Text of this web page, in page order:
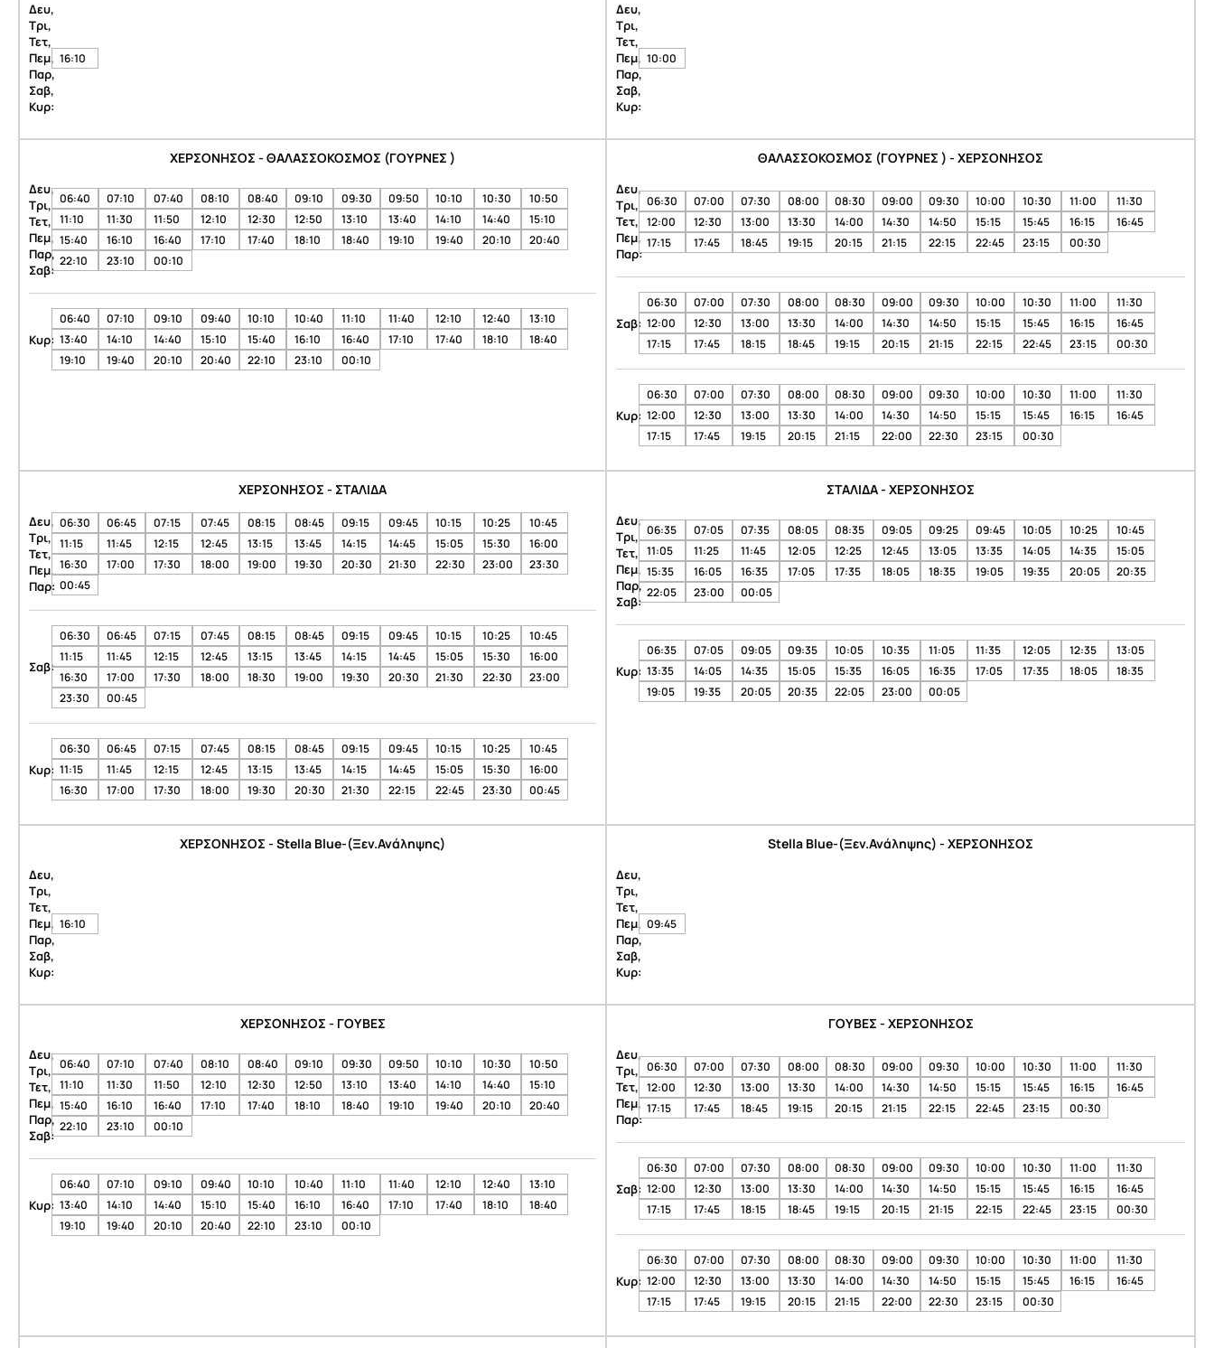
Δευ,
Τρι,
Τετ,
Πεμ,
Παρ,
Σαβ,
Κυρ:
16:10
Δευ,
Τρι,
Τετ,
Πεμ,
Παρ,
Σαβ,
Κυρ:
10:00
ΧΕΡΣΟΝΗΣΟΣ - ΘΑΛΑΣΣΟΚΟΣΜΟΣ (ΓΟΥΡΝΕΣ )
Δευ,
Τρι,
Τετ,
Πεμ,
Παρ,
Σαβ:
06:40 07:10 07:40 08:10 08:40 09:10 09:30 09:50 10:10 10:30
10:50
11:10
11:30 11:50 12:10 12:30 12:50 13:10 13:40 14:10 14:40
15:10
15:40
16:10 16:40 17:10 17:40 18:10 18:40 19:10 19:40 20:10
20:40
22:10
23:10 00:10
Κυρ:
06:40 07:10 09:10 09:40 10:10 10:40 11:10 11:40 12:10 12:40
13:10
13:40
14:10 14:40 15:10 15:40 16:10 16:40 17:10 17:40 18:10
18:40
19:10
19:40 20:10 20:40 22:10 23:10 00:10
ΘΑΛΑΣΣΟΚΟΣΜΟΣ (ΓΟΥΡΝΕΣ ) - ΧΕΡΣΟΝΗΣΟΣ
Δευ,
Τρι,
Τετ,
Πεμ,
Παρ:
06:30 07:00 07:30 08:00 08:30 09:00 09:30 10:00 10:30 11:00
11:30
12:00
12:30 13:00 13:30 14:00 14:30 14:50 15:15 15:45 16:15
16:45
17:15
17:45 18:45 19:15 20:15 21:15 22:15 22:45 23:15 00:30
Σαβ:
06:30 07:00 07:30 08:00 08:30 09:00 09:30 10:00 10:30 11:00
11:30
12:00
12:30 13:00 13:30 14:00 14:30 14:50 15:15 15:45 16:15
16:45
17:15
17:45 18:15 18:45 19:15 20:15 21:15 22:15 22:45 23:15 00:30
Κυρ:
06:30 07:00 07:30 08:00 08:30 09:00 09:30 10:00 10:30 11:00
11:30
12:00
12:30 13:00 13:30 14:00 14:30 14:50 15:15 15:45 16:15
16:45
17:15
17:45 19:15 20:15 21:15 22:00 22:30 23:15 00:30
ΧΕΡΣΟΝΗΣΟΣ - ΣΤΑΛΙΔΑ
Δευ,
Τρι,
Τετ,
Πεμ,
Παρ:
06:30 06:45 07:15 07:45 08:15 08:45 09:15 09:45 10:15 10:25
10:45
11:15
11:45 12:15 12:45 13:15 13:45 14:15 14:45 15:05 15:30
16:00
16:30
17:00 17:30 18:00 19:00 19:30 20:30 21:30 22:30 23:00
23:30
00:45
Σαβ:
06:30 06:45 07:15 07:45 08:15 08:45 09:15 09:45 10:15 10:25
10:45
11:15
11:45 12:15 12:45 13:15 13:45 14:15 14:45 15:05 15:30
16:00
16:30
17:00 17:30 18:00 18:30 19:00 19:30 20:30 21:30 22:30
23:00
23:30
00:45
Κυρ:
06:30 06:45 07:15 07:45 08:15 08:45 09:15 09:45 10:15 10:25
10:45
11:15
11:45 12:15 12:45 13:15 13:45 14:15 14:45 15:05 15:30
16:00
16:30
17:00 17:30 18:00 19:30 20:30 21:30 22:15 22:45 23:30 00:45
ΣΤΑΛΙΔΑ - ΧΕΡΣΟΝΗΣΟΣ
Δευ,
Τρι,
Τετ,
Πεμ,
Παρ,
Σαβ:
06:35 07:05 07:35 08:05 08:35 09:05 09:25 09:45 10:05 10:25
10:45
11:05
11:25 11:45 12:05 12:25 12:45 13:05 13:35 14:05 14:35
15:05
15:35
16:05 16:35 17:05 17:35 18:05 18:35 19:05 19:35 20:05
20:35
22:05
23:00 00:05
Κυρ:
06:35 07:05 09:05 09:35 10:05 10:35 11:05 11:35 12:05 12:35
13:05
13:35
14:05 14:35 15:05 15:35 16:05 16:35 17:05 17:35 18:05
18:35
19:05
19:35 20:05 20:35 22:05 23:00 00:05
ΧΕΡΣΟΝΗΣΟΣ - Stella Blue-(Ξεν.Ανάληψης)
Δευ,
Τρι,
Τετ,
Πεμ,
Παρ,
Σαβ,
Κυρ:
16:10
Stella Blue-(Ξεν.Ανάληψης) - ΧΕΡΣΟΝΗΣΟΣ
Δευ,
Τρι,
Τετ,
Πεμ,
Παρ,
Σαβ,
Κυρ:
09:45
ΧΕΡΣΟΝΗΣΟΣ - ΓΟΥΒΕΣ
Δευ,
Τρι,
Τετ,
Πεμ,
Παρ,
Σαβ:
06:40 07:10 07:40 08:10 08:40 09:10 09:30 09:50 10:10 10:30
10:50
11:10
11:30 11:50 12:10 12:30 12:50 13:10 13:40 14:10 14:40
15:10
15:40
16:10 16:40 17:10 17:40 18:10 18:40 19:10 19:40 20:10
20:40
22:10
23:10 00:10
Κυρ:
06:40 07:10 09:10 09:40 10:10 10:40 11:10 11:40 12:10 12:40
13:10
13:40
14:10 14:40 15:10 15:40 16:10 16:40 17:10 17:40 18:10
18:40
19:10
19:40 20:10 20:40 22:10 23:10 00:10
ΓΟΥΒΕΣ - ΧΕΡΣΟΝΗΣΟΣ
Δευ,
Τρι,
Τετ,
Πεμ,
Παρ:
06:30 07:00 07:30 08:00 08:30 09:00 09:30 10:00 10:30 11:00
11:30
12:00
12:30 13:00 13:30 14:00 14:30 14:50 15:15 15:45 16:15
16:45
17:15
17:45 18:45 19:15 20:15 21:15 22:15 22:45 23:15 00:30
Σαβ:
06:30 07:00 07:30 08:00 08:30 09:00 09:30 10:00 10:30 11:00
11:30
12:00
12:30 13:00 13:30 14:00 14:30 14:50 15:15 15:45 16:15
16:45
17:15
17:45 18:15 18:45 19:15 20:15 21:15 22:15 22:45 23:15 00:30
Κυρ:
06:30 07:00 07:30 08:00 08:30 09:00 09:30 10:00 10:30 11:00
11:30
12:00
12:30 13:00 13:30 14:00 14:30 14:50 15:15 15:45 16:15
16:45
17:15
17:45 19:15 20:15 21:15 22:00 22:30 23:15 00:30